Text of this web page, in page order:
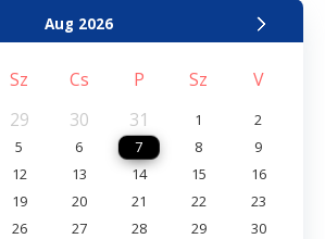
Aug 2026
Sz Cs P Sz
V
29 30 31 1
2
5 6 7 8
9
12 13 14 15
16
19 20 21 22
23
26 27 28 29
30